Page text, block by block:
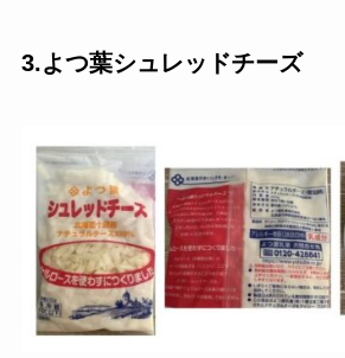
3.よつ葉シュレッドチーズ